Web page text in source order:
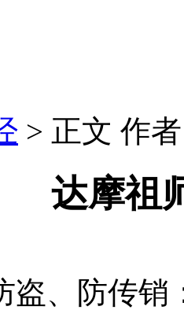
> 正文 作
达摩祖
、防传销